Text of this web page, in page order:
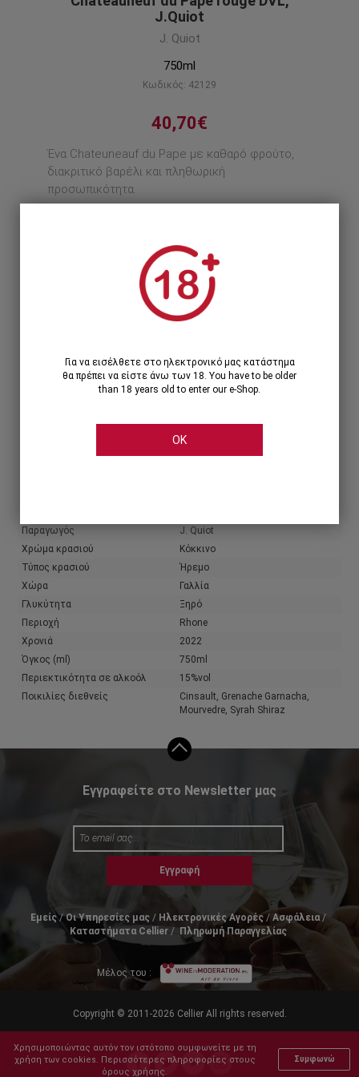
J.Quiot
J. Quiot
750ml
Κωδικός: 42129
40,70€
Ένα Chateuneauf du Pape με καθαρό φρούτο,
διακριτικό βαρέλι και πληθωρική
προσωπικότητα.
40,70€
449,28€ 488,40€
Share
Παραγωγός
J. Quiot
Χρώμα κρασιού
Κόκκινο
Τύπος κρασιού
Ήρεμο
Χώρα
Γαλλία
Γλυκύτητα
Ξηρό
Περιοχή
Rhone
Χρονιά
2022
Όγκος (ml)
750ml
Περιεκτικότητα σε αλκοόλ
15%vol
Ποικιλίες διεθνείς
Cinsault, Grenache Garnacha,
Mourvedre, Syrah Shiraz
Χρησιμοποιώντας αυτόν τον ιστότοπο συμφωνείτε με τη
χρήση των cookies. Περισσότερες πληροφορίες στους
όρους χρήσης.
Συμφωνώ
Εγγραφείτε στο Newsletter μας
Εγγραφή
Εμείς Οι Υπηρεσίες μας Ηλεκτρονικές Αγορές
Ασφάλεια
Καταστήματα Cellier
Πληρωμή Παραγγελίας
Μέλος του :
Copyright © 2011-2026 Cellier All rights reserved.
Για να εισέλθετε στο ηλεκτρονικό μας κατάστημα
θα πρέπει να είστε άνω των 18. You have to be older
than 18 years old to enter our e-Shop.
OK